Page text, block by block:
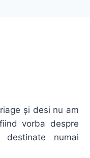
și desi nu am
fiindvorba despre
destinate numai